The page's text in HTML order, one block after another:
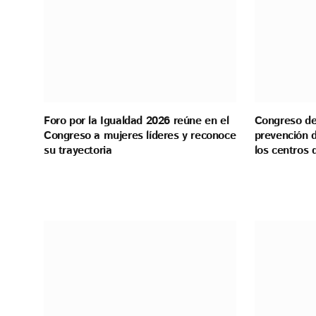
Foro por la Igualdad 2026 reúne en el
Congreso a mujeres líderes y reconoce
su trayectoria
Congreso
prevención
los centros